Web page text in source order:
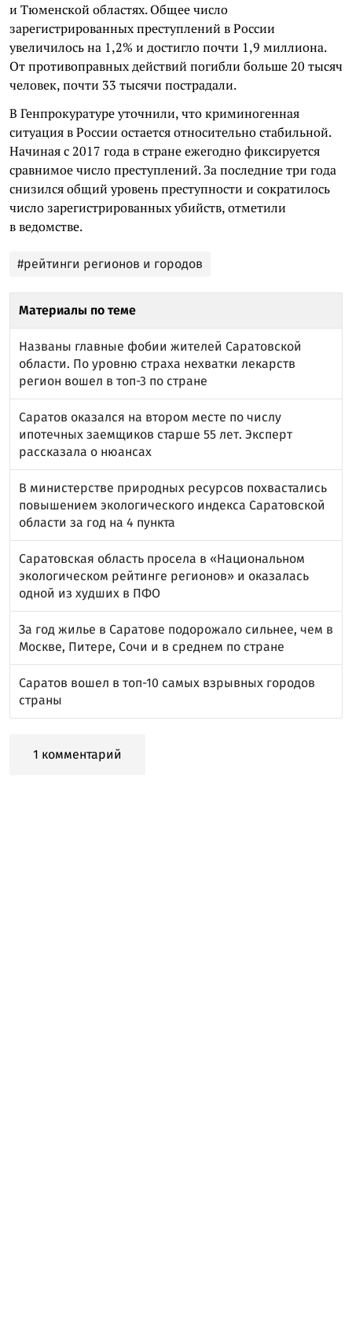
и Тюменской областях. Общее число
зарегистрированных преступлений в России
увеличилось на 1,2% и достигло почти 1,9 миллиона.
От противоправных действий погибли больше 20 тысяч
человек, почти 33 тысячи пострадали.
В Генпрокуратуре уточнили, что криминогенная
ситуация в России остается относительно стабильной.
Начиная с 2017 года в стране ежегодно фиксируется
сравнимое число преступлений. За последние три года
снизился общий уровень преступности и сократилось
число зарегистрированных убийств, отметили
в ведомстве.
#рейтинги регионов и городов
Материалы по теме
Названы главные фобии жителей Саратовской
области. По уровню страха нехватки лекарств
регион вошел в топ-3 по стране
Саратов оказался на втором месте по числу
ипотечных заемщиков старше 55 лет. Эксперт
рассказала о нюансах
В министерстве природных ресурсов похвастались
повышением экологического индекса Саратовской
области за год на 4 пункта
Саратовская область просела в «Национальном
экологическом рейтинге регионов» и оказалась
одной из худших в ПФО
За год жилье в Саратове подорожало сильнее, чем в
Москве, Питере, Сочи и в среднем по стране
Саратов вошел в топ-10 самых взрывных городов
страны
1 комментарий